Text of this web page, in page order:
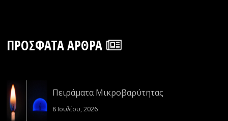
ΠΡΌΣΦΑΤΑ ΆΡΘΡΑ
Πειράματα Μικροβαρύτητας
8 Ιουλίου, 2026